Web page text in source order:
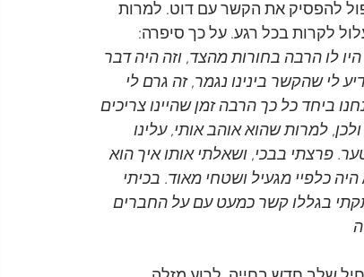
פול להפסיק את הקשר עם דוט. למרות
לקרות בכל רגע. על כך סיפרה:
לו הרבה בחורות מהצד, וזה היה דבר
לי שהקשר בינינו נגמר, זה גרם לי
ביחד כל כך הרבה זמן שהיינו צריכים
למרות שהוא אוהב אותי, עלינו
פרצתי בבכי, ושאלתי אותו איך הוא
כלפיי מגעיל ושטחי מאוד. בכיתי
בגללו קשר כמעט עם על החברים